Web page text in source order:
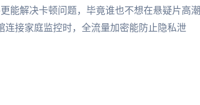
能解决卡顿问题，毕竟谁也不想在悬疑片高潮
接家庭监控时，全流量加密能防止隐私泄